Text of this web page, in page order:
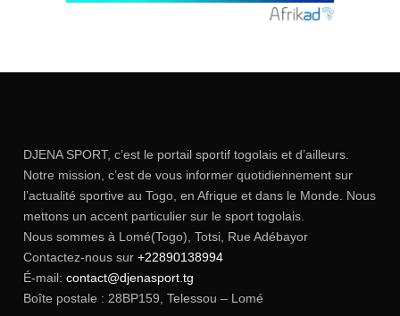
DJENA SPORT, c’est le portail sportif togolais et d’ailleurs.
Notre mission, c’est de vous informer quotidiennement sur
l’actualité sportive au Togo, en Afrique et dans le Monde. Nous
mettons un accent particulier sur le sport togolais.
Nous sommes à Lomé(Togo), Totsi, Rue Adébayor
Contactez-nous sur +22890138994
É-mail: contact@djenasport.tg
Boîte postale : 28BP159, Telessou – Lomé